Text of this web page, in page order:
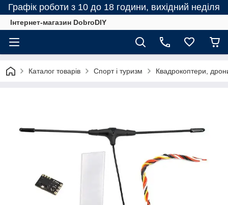
Графік роботи з 10 до 18 години, вихідний неділя
Інтернет-магазин DobroDIY
Каталог товарів Спорт і туризм Квадрокоптери,